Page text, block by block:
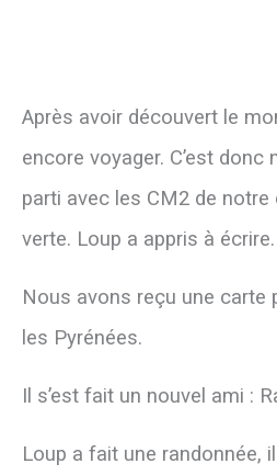
Après avoir découvert le
encore voyager. C’est donc
parti avec les CM2 de
verte. Loup a appris à écrire.
Nous avons reçu une carte
les Pyrénées.
Il s’est fait un nouvel ami :
Loup a fait une randonnée,